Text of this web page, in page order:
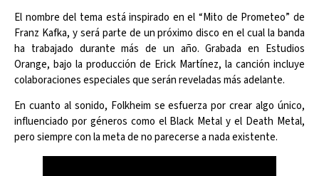
El nombre del tema está inspirado en el “Mito de Prometeo” de
Franz Kafka, y será parte de un próximo disco en el cual la banda
ha trabajado durante más de un año. Grabada en Estudios
Orange, bajo la producción de Erick Martínez, la canción incluye
colaboraciones especiales que serán reveladas más adelante.
En cuanto al sonido, Folkheim se esfuerza por crear algo único,
influenciado por géneros como el Black Metal y el Death Metal,
pero siempre con la meta de no parecerse a nada existente.